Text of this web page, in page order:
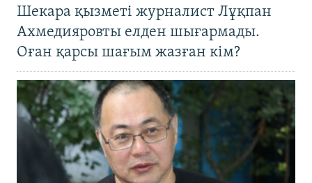
Шекара қызметі журналист Лұқпан
Ахмедияровты елден шығармады.
Оған қарсы шағым жазған кім?